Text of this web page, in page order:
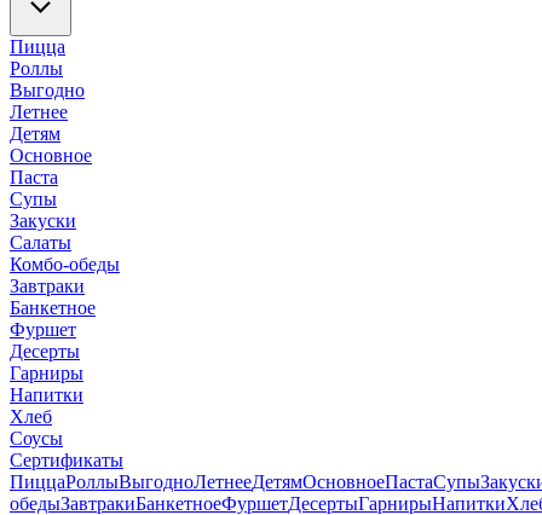
Пицца
Роллы
Выгодно
Летнее
Детям
Основное
Паста
Супы
Закуски
Салаты
Комбо-обеды
Завтраки
Банкетное
Фуршет
Десерты
Гарниры
Напитки
Хлеб
Соусы
Сертификаты
ПиццаРоллыВыгодноЛетнееДетямОсновноеПастаСупы
обедыЗавтракиБанкетноеФуршетДесертыГарнирыНапитки